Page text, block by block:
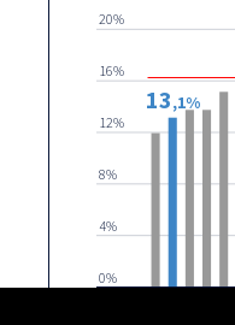
0%
4%
8%
12%
16%
20%
13,1%